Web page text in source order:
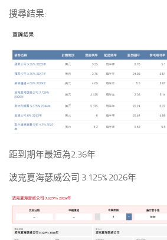
搜尋結果:
距到期年最短為2.36年
波克夏海瑟威公司 3.125% 2026年